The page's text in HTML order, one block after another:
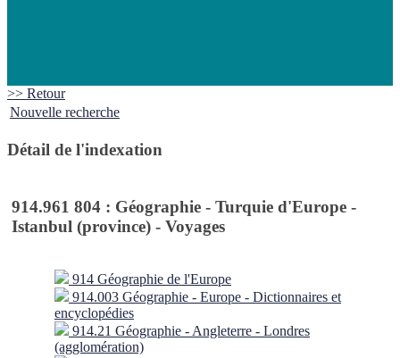
>> Retour
Nouvelle recherche
Détail de l'indexation
914.961 804 : Géographie - Turquie d'Europe -
Istanbul (province) - Voyages
914 Géographie de l'Europe
914.003 Géographie - Europe - Dictionnaires et
encyclopédies
914.21 Géographie - Angleterre - Londres
(agglomération)